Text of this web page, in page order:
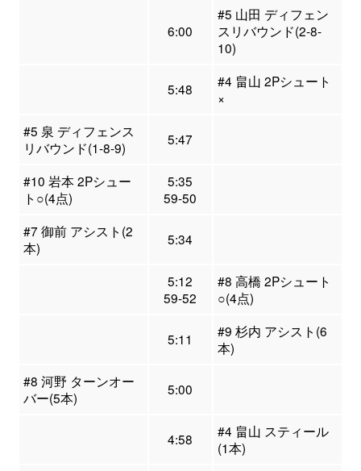
6:00
#5 山田 ディフェン
スリバウンド(2-8-
10)
5:48
#4 畠山 2Pシュート
×
#5 泉 ディフェンス
リバウンド(1-8-9)
5:47
#10 岩本 2Pシュー
ト○(4点)
5:35
59-50
#7 御前 アシスト(2
本)
5:34
5:12
59-52
#8 高橋 2Pシュート
○(4点)
5:11
#9 杉内 アシスト(6
本)
#8 河野 ターンオー
バー(5本)
5:00
4:58
#4 畠山 スティール
(1本)